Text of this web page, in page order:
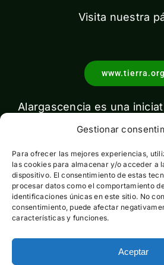
Gestionar
Para ofrecer las mejores experiencias,
las cookies para almacenar y/o acceder a
dispositivo. El consentimiento de estas
procesar datos como el comportamiento
identificaciones únicas en este sitio. No
consentimiento, puede afectar
características y funciones.
Aceptar
Visita nuestra
www.tierra.org
Alargascencia es una
Con el apoyo de: